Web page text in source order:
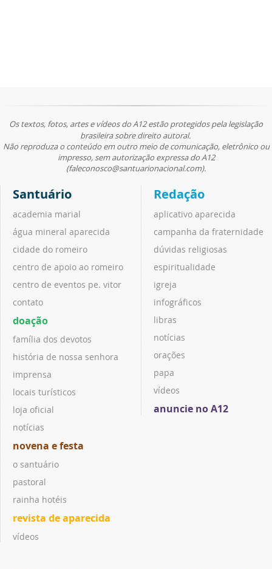
Os textos, fotos, artes e vídeos do A12 estão protegidos pela legislação
brasileira sobre direito autoral.
Não reproduza o conteúdo em outro meio de comunicação, eletrônico ou
impresso, sem autorização expressa do A12
(faleconosco@santuarionacional.com).
Santuário
academia marial
água mineral aparecida
cidade do romeiro
centro de apoio ao romeiro
centro de eventos pe. vitor
contato
doação
família dos devotos
história de nossa senhora
imprensa
locais turísticos
loja oficial
notícias
novena e festa
o santuário
pastoral
rainha hotéis
revista de aparecida
vídeos
Redação
aplicativo aparecida
campanha da fraternidade
dúvidas religiosas
espiritualidade
igreja
infográficos
libras
notícias
orações
papa
vídeos
anuncie no A12